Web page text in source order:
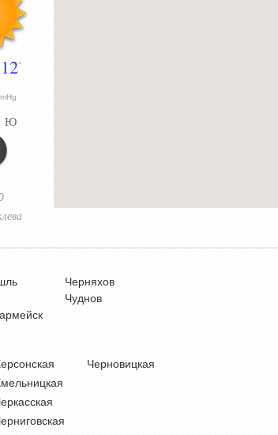
°
Ю
Черняхов
Чуднов
Черновицкая